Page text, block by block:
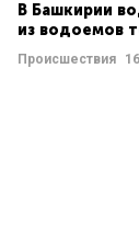
В Башкирии
из водоемов
Происшествия